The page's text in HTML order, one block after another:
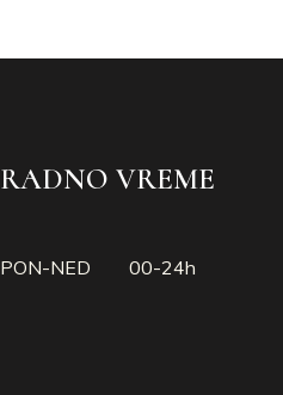
RADNO VREME
PON-NED 00-24h